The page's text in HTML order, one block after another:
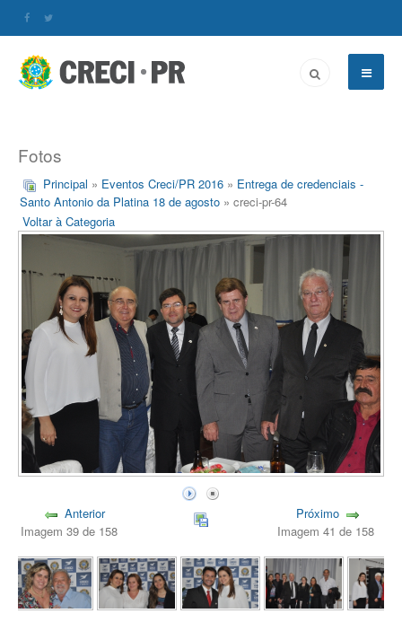
Fotos
Principal » Eventos Creci/PR 2016 » Entrega de credenciais -
Santo Antonio da Platina 18 de agosto » creci-pr-64
Voltar à Categoria
Anterior
Imagem 39 de 158
Próximo
Imagem 41 de 158